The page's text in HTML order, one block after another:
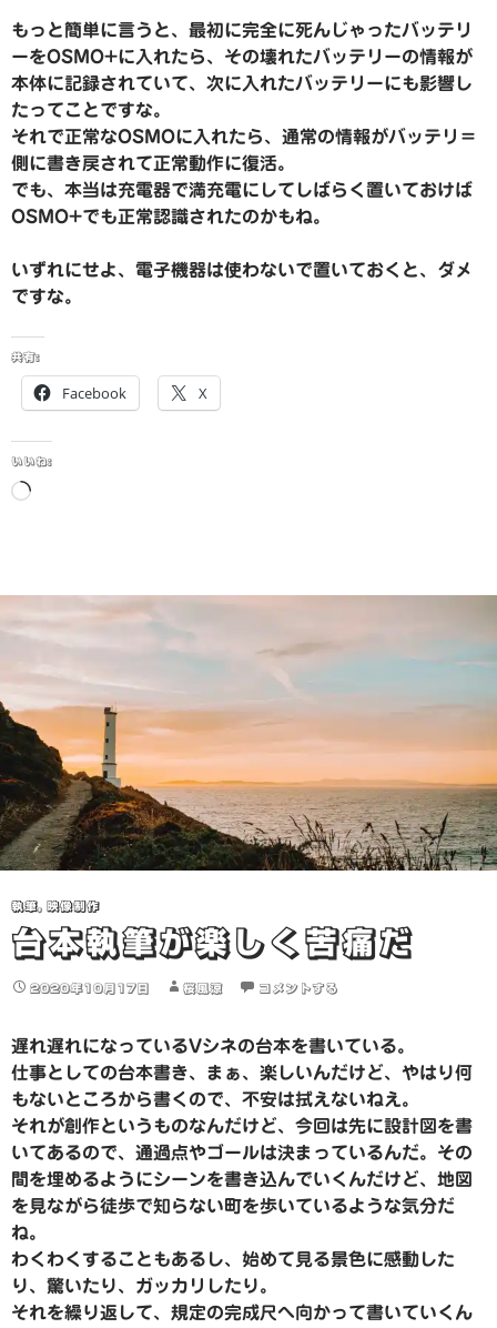
もっと簡単に言うと、最初に完全に死んじゃったバッテリ
ーをOSMO+に入れたら、その壊れたバッテリーの情報が
本体に記録されていて、次に入れたバッテリーにも影響し
たってことですな。
それで正常なOSMOに入れたら、通常の情報がバッテリ＝
側に書き戻されて正常動作に復活。
でも、本当は充電器で満充電にしてしばらく置いておけば
OSMO+でも正常認識されたのかもね。
いずれにせよ、電子機器は使わないで置いておくと、ダメ
ですな。
共有:
Facebook X
いいね:
読
中…
執筆, 映像制作
台本執筆が楽しく苦痛だ
2020年10月17日 桜風涼 コメントする
遅れ遅れになっているVシネの台本を書いている。
仕事としての台本書き、まぁ、楽しいんだけど、やはり何
もないところから書くので、不安は拭えないねえ。
それが創作というものなんだけど、今回は先に設計図を書
いてあるので、通過点やゴールは決まっているんだ。その
間を埋めるようにシーンを書き込んでいくんだけど、地図
を見ながら徒歩で知らない町を歩いているような気分だ
ね。
わくわくすることもあるし、始めて見る景色に感動した
り、驚いたり、ガッカリしたり。
それを繰り返して、規定の完成尺へ向かって書いていくん